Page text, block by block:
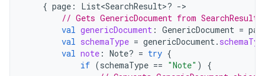
{ page : List<SearchResult>? -
// Gets GenericDocument from SearchResult.
val genericDocument : GenericDocument =
val schemaType = genericDocument.
val note : Note? = try {
if (schemaType == "Note" )
{